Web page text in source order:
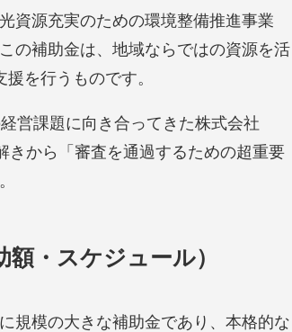
資源充実のための環境整備推進事業
の補助金は、地域ならではの資源を活
を行うものです。
営課題に向き合ってきた株式会社
きから「審査を通過するための超重要
・スケジュール）
規模の大きな補助金であり、本格的な